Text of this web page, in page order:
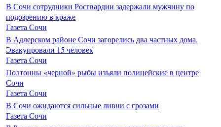
В Сочи сотрудники Росгвардии задержали мужчину по
подозрению в краже
Газета Сочи
В Адлерском районе Сочи загорелись два частных дома.
Эвакуировали 15 человек
Газета Сочи
Полтонны «черной» рыбы изъяли полицейские в центре
Сочи
Газета Сочи
В Сочи ожидаются сильные ливни с грозами
Газета Сочи